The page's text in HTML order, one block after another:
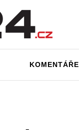
KOMENTÁŘE